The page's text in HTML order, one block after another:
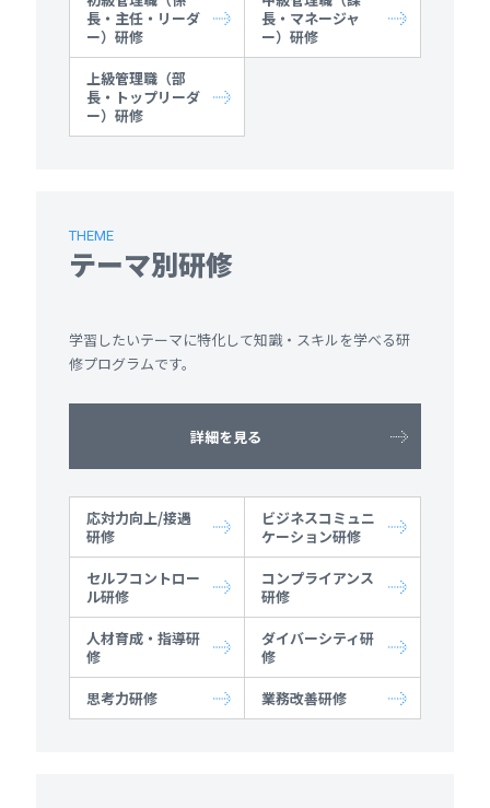
長・主任・リーダ
ー）研修
長・マネージャ
ー）研修
上級管理職（部
長・トップリーダ
ー）研修
THEME
テーマ別研修
学習したいテーマに特化して知識・スキルを学べる研
修プログラムです。
詳細を見る
応対力向上/接遇
研修
ビジネスコミュニ
ケーション研修
セルフコントロー
ル研修
コンプライアンス
研修
人材育成・指導研
修
ダイバーシティ研
修
思考力研修
業務改善研修